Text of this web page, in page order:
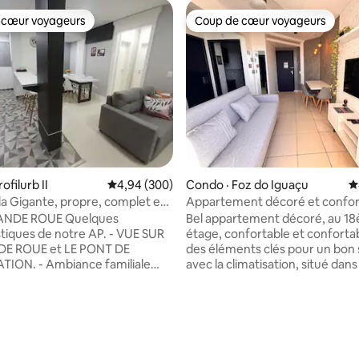
5, 13 commentaires
cœur voyageurs
voyageurs
II Note moyenne de 4,94 sur 5, 300
4,94 (300)
Gigante, propre, complet et
ROUE Quelques
de notre AP. - VUE SUR
ROUE et LE PONT DE
familiale
Coup de cœur voyageurs
Coup de cœur voyageurs
Condo · Foz do Iguaçu
Appartement décoré et
Région centrale
Bel appartement décoré, au
étage, confortable et
des éléments clés pour un bon
avec la climatisation, situé dans